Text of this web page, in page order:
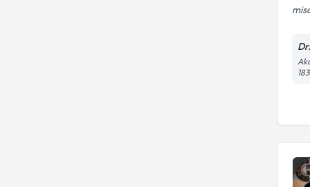
183